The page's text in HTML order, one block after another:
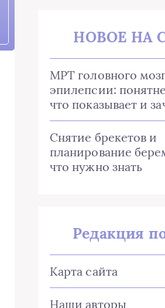
НОВОЕ НА
МРТ головного
эпилепсии:
что показывает и
Снятие брекетов и
планирование
что нужно знать
Редакция
Карта сайта
Наши авторы